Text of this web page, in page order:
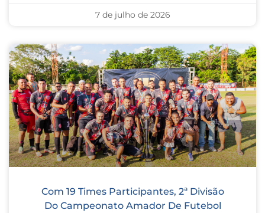
7 de julho de 2026
Com 19 Times Participantes, 2ª Divisão
Do Campeonato Amador De Futebol